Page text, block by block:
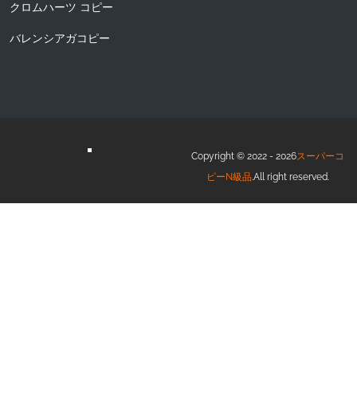
クロムハーツ コピー
バレンシアガコピー
Copyright © 2022 - 2026スーパーコ
ピーN級品.All right reserved.